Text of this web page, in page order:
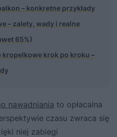
– konkretne przykłady
– zalety, wady i realne
65%)
krok po kroku –
nawadniania to opłacalna
czasu zwraca się
niej zabiegi